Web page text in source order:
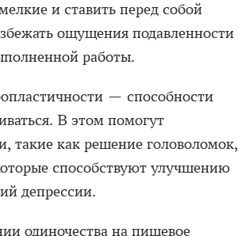
и ставить перед собой
ощущения подавленности
работы.
— способности
В этом помогут
такие как решение головоломок,
способствуют улучшению
депрессии.
одиночества на пищевое